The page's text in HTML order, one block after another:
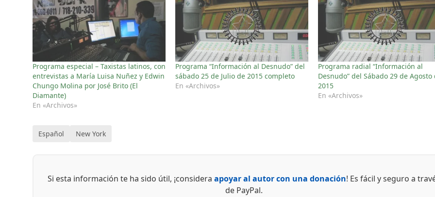
Programa especial – Taxistas latinos, con
entrevistas a María Luisa Nuñez y Edwin
Chungo Molina por José Brito (El
Diamante)
En «Archivos»
Programa “Información al Desnudo” del
sábado 25 de Julio de 2015 completo
En «Archivos»
Programa radial “Información al
Desnudo” del Sábado 29 de Agosto
2015
En «Archivos»
Español New York
Si esta información te ha sido útil, ¡consideraapoyar al autor con una donación! Es fácil y seguro a
de PayPal.